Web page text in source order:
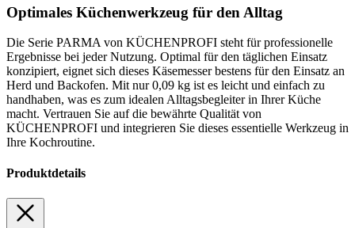
Optimales Küchenwerkzeug für den Alltag
Die Serie PARMA von KÜCHENPROFI steht für professionelle
Ergebnisse bei jeder Nutzung. Optimal für den täglichen Einsatz
konzipiert, eignet sich dieses Käsemesser bestens für den Einsatz an
Herd und Backofen. Mit nur 0,09 kg ist es leicht und einfach zu
handhaben, was es zum idealen Alltagsbegleiter in Ihrer Küche
macht. Vertrauen Sie auf die bewährte Qualität von
KÜCHENPROFI und integrieren Sie dieses essentielle Werkzeug in
Ihre Kochroutine.
Produktdetails